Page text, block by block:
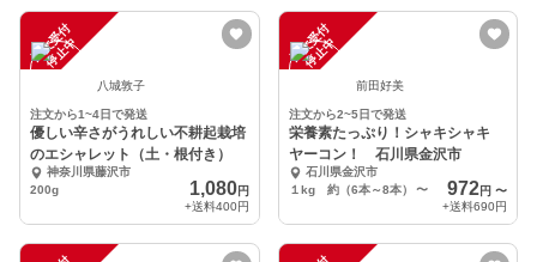
注
文
受
付
停
止
中
八城敦子
注文から1~4日で発送
優しい辛さがうれしい不耕起栽培
のエシャレット（土・根付き）
神奈川県藤沢市
200g
1,080円
+送料400円
注
文
受
付
停
止
中
前田好美
注文から2~5日で発送
栄養素たっぷり！シャキシャキ
ヤーコン！ 石川県金沢市
石川県金沢市
１kg 約（6本～8本）
〜 972円 〜
+送料690円